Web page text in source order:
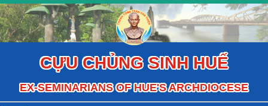
CỰU CHỦNG SINH HUẾ
EX-SEMINARIANS OF HUE'S ARCHDIOCESE